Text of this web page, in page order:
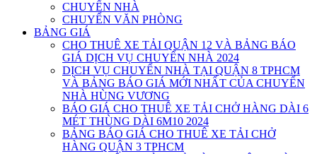
CHUYỂN NHÀ
CHUYỂN VĂN PHÒNG
BẢNG GIÁ
CHO THUÊ XE TẢI QUẬN 12 VÀ BẢNG BÁO
GIÁ DỊCH VỤ CHUYỂN NHÀ 2024
DỊCH VỤ CHUYỂN NHÀ TẠI QUẬN 8 TPHCM
VÀ BẢNG BÁO GIÁ MỚI NHẤT CỦA CHUYỂN
NHÀ HÙNG VƯƠNG
BÁO GIÁ CHO THUÊ XE TẢI CHỞ HÀNG DÀI 6
MÉT THÙNG DÀI 6M10 2024
BẢNG BÁO GIÁ CHO THUÊ XE TẢI CHỞ
HÀNG QUẬN 3 TPHCM